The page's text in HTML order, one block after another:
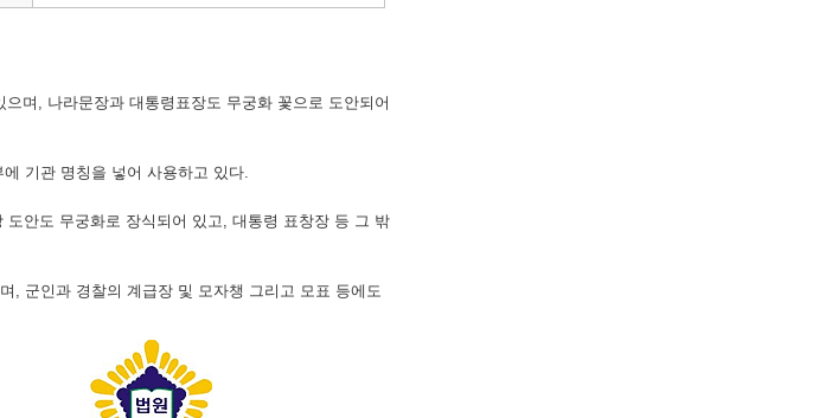
며, 나라문장과 대통령표장도 무궁화 꽃으로 도안되어
기관 명칭을 넣어 사용하고 있다.
도안도 무궁화로 장식되어 있고, 대통령 표창장 등 그 밖
, 군인과 경찰의 계급장 및 모자챙 그리고 모표 등에도